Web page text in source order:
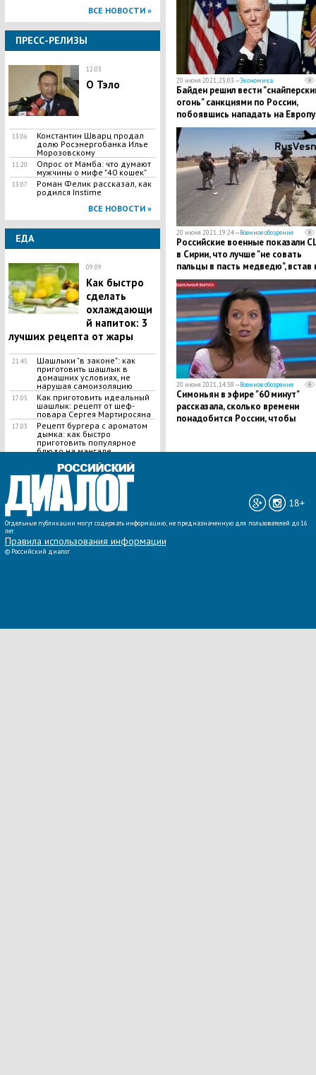
ВСЕ НОВОСТИ »
ПРЕСС-РЕЛИЗЫ
12:03
О Тэло
13:06
Константин Шварц продал
долю Росэнергобанка Илье
Морозовскому
11:20
Опрос от Мамба: что думают
мужчины о мифе "40 кошек"
13:07
Роман Фелик рассказал, как
родился Instime
ВСЕ НОВОСТИ »
ЕДА
09:09
Как быстро
сделать
охлаждающи
й напиток: 3
лучших рецепта от жары
21:45
Шашлыки "в законе": как
приготовить шашлык в
домашних условиях, не
нарушая самоизоляцию
17:05
Как приготовить идеальный
шашлык​: рецепт от шеф-
повара Сергея Мартиросяна
17:03
Рецепт бургера с ароматом
дымка: как быстро
приготовить популярное
блюдо на мангале
ВСЕ НОВОСТИ »
20 июня 2021, 23:03 —Экономика
Байден решил вести
огонь" санкциями по России,
побоявшись нападать на Европу
20 июня 2021, 19:24 —Военное обозрение
Российские военные показали
в Сирии, что лучше "не совать
пальцы в пасть медведю", встав
пути бронетехники
20 июня 2021, 14:38 —Военное обозрение
Симоньян в эфире "60 минут"
рассказала, сколько времени
понадобится России, чтобы
18+
Отдельные публикации могут содержать информацию, не предназначенную для пользователей до 16
лет.
Правила использования информации
© Российский диалог